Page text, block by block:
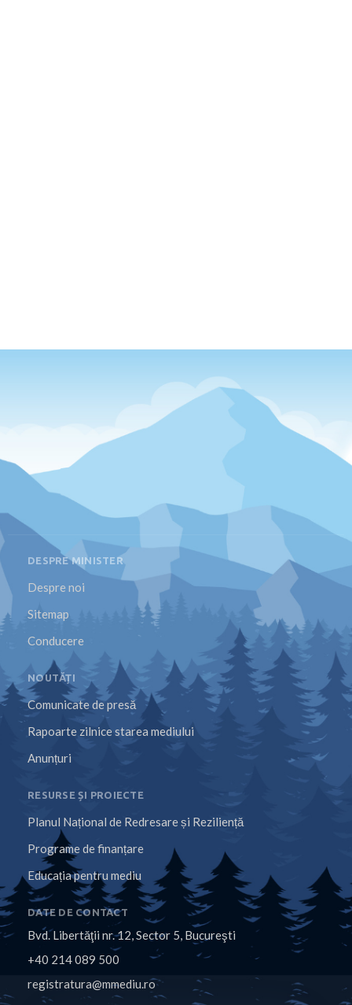
DESPRE MINISTER
Despre noi
Sitemap
Conducere
NOUTĂȚI
Comunicate de presă
Rapoarte zilnice starea mediului
Anunțuri
RESURSE ȘI PROIECTE
Planul Național de Redresare și Reziliență
Programe de finanțare
Educația pentru mediu
DATE DE CONTACT
Bvd. Libertăţii nr. 12, Sector 5, Bucureşti
+40 214 089 500
registratura@mmediu.ro